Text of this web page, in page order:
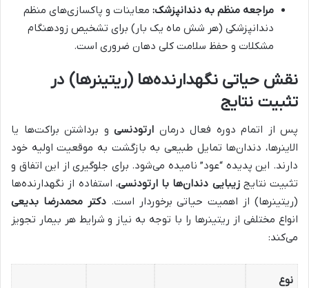
مراجعه منظم به دندانپزشک: معاینات و پاکسازی‌های منظم
دندانپزشکی (هر شش ماه یک بار) برای تشخیص زودهنگام
مشکلات و حفظ سلامت کلی دهان ضروری است.
نقش حیاتی نگهدارنده‌ها (ریتینرها) در
تثبیت نتایج
پس از اتمام دوره فعال درمان ارتودنسی و برداشتن براکت‌ها یا
الاینرها، دندان‌ها تمایل طبیعی به بازگشت به موقعیت اولیه خود
دارند. این پدیده “عود” نامیده می‌شود. برای جلوگیری از این اتفاق و
تثبیت نتایجزیبایی دندان‌ها با ارتودنسی، استفاده از نگهدارنده‌ها
(ریتینرها) از اهمیت حیاتی برخوردار است.دکتر محمدرضا بدیعی
انواع مختلفی از ریتینرها را با توجه به نیاز و شرایط هر بیمار تجویز
می‌کند:
نوع